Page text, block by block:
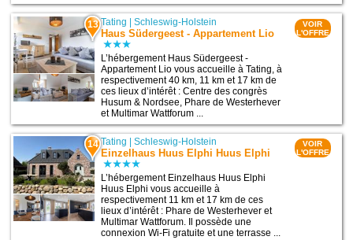
13 Tating |Schleswig-Holstein
Haus Südergeest - Appartement Lio
L’hébergement Haus Südergeest -
Appartement Lio vous accueille à Tating, à
respectivement 40 km, 11 km et 17 km de
ces lieux d’intérêt : Centre des congrès
Husum & Nordsee, Phare de Westerhever
et Multimar Wattforum ...
VOIR
L'OFFRE
14 Tating |Schleswig-Holstein
Einzelhaus Huus Elphi Huus Elphi
L’hébergement Einzelhaus Huus Elphi
Huus Elphi vous accueille à
respectivement 11 km et 17 km de ces
lieux d’intérêt : Phare de Westerhever et
Multimar Wattforum. Il possède une
connexion Wi-Fi gratuite et une terrasse ...
VOIR
L'OFFRE